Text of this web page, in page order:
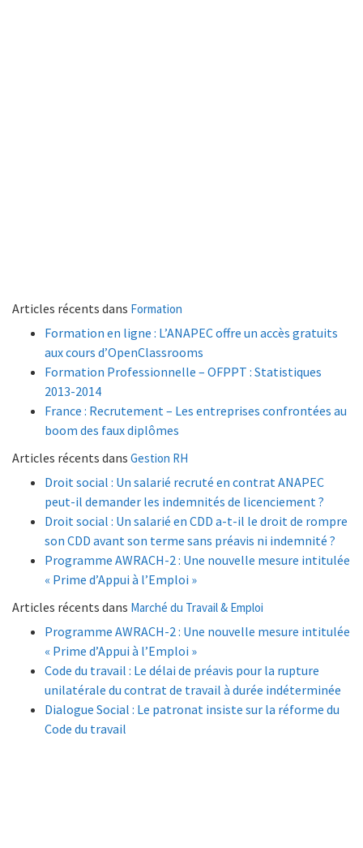
Articles récents dans Formation
Formation en ligne : L’ANAPEC offre un accès gratuits
aux cours d’OpenClassrooms
Formation Professionnelle – OFPPT : Statistiques
2013-2014
France : Recrutement – Les entreprises confrontées au
boom des faux diplômes
Articles récents dans Gestion RH
Droit social : Un salarié recruté en contrat ANAPEC
peut-il demander les indemnités de licenciement ?
Droit social : Un salarié en CDD a-t-il le droit de rompre
son CDD avant son terme sans préavis ni indemnité ?
Programme AWRACH-2 : Une nouvelle mesure intitulée
« Prime d’Appui à l’Emploi »
Articles récents dans Marché du Travail & Emploi
Programme AWRACH-2 : Une nouvelle mesure intitulée
« Prime d’Appui à l’Emploi »
Code du travail : Le délai de préavis pour la rupture
unilatérale du contrat de travail à durée indéterminée
Dialogue Social : Le patronat insiste sur la réforme du
Code du travail